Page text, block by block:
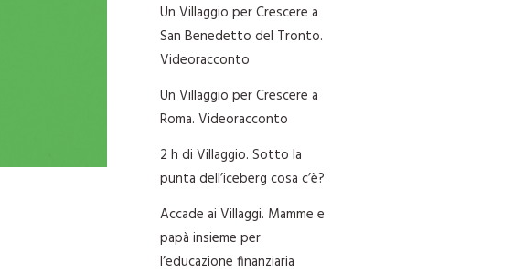
Un Villaggio per Crescere a
San Benedetto del Tronto.
Videoracconto
Un Villaggio per Crescere a
Roma. Videoracconto
2 h di Villaggio. Sotto la
punta dell’iceberg cosa c’è?
Accade ai Villaggi. Mamme e
papà insieme per
l’educazione finanziaria